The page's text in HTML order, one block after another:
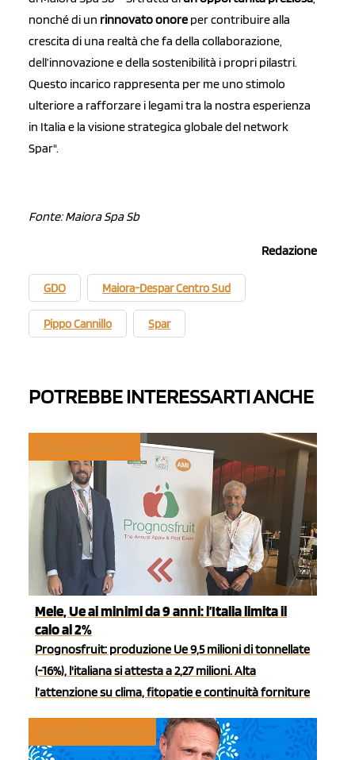
nonché di un rinnovato onore per contribuire alla
crescita di una realtà che fa della collaborazione,
dell’innovazione e della sostenibilità i propri pilastri.
Questo incarico rappresenta per me uno stimolo
ulteriore a rafforzare i legami tra la nostra esperienza
in Italia e la visione strategica globale del network
Spar".
Fonte: Maiora Spa Sb
Redazione
GDO Maiora-Despar Centro Sud
Pippo Cannillo Spar
POTREBBE INTERESSARTI ANCHE
Mele, Ue ai minimi da 9 anni: l’Italia limita il
calo al 2%
Prognosfruit: produzione Ue 9,5 milioni di tonnellate
(-16%), l'italiana si attesta a 2,27 milioni. Alta
l’attenzione su clima, fitopatie e continuità forniture